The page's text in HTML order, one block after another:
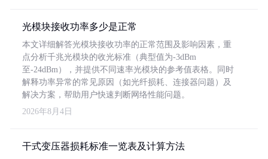
光模块接收功率多少是正常
本文详细解答光模块接收功率的正常范围及影响因素，重
点分析千兆光模块的收光标准（典型值为-3dBm
至-24dBm），并提供不同速率光模块的参考值表格。同时
解释功率异常的常见原因（如光纤损耗、连接器问题）及
解决方案，帮助用户快速判断网络性能问题。
2026年8月4日
干式变压器损耗标准一览表及计算方法